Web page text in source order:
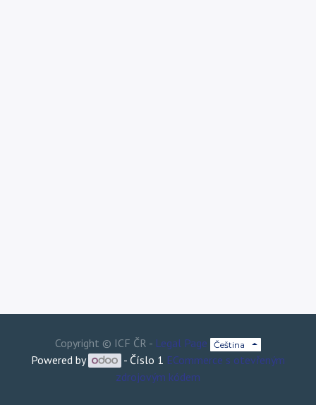
Copyright © ICF ČR - Legal Page Čeština
Powered by - Číslo 1 ECommerce s otevřeným
zdrojovým kódem